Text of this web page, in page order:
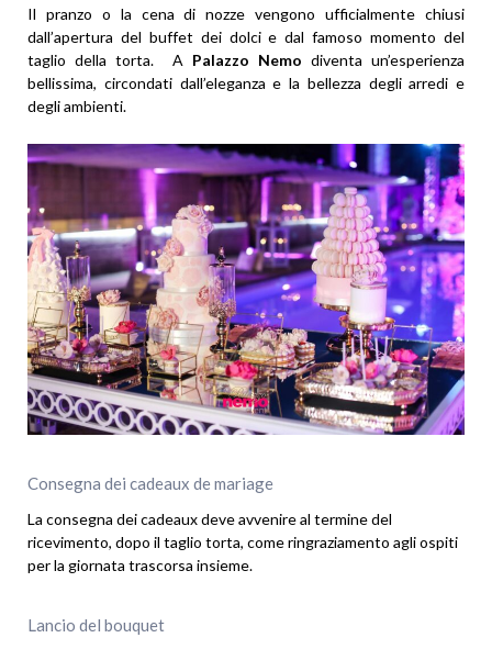
Il pranzo o la cena di nozze vengono ufficialmente chiusi
dall’apertura del buffet dei dolci e dal famoso momento del
taglio della torta. A Palazzo Nemo diventa un’esperienza
bellissima, circondati dall’eleganza e la bellezza degli arredi e
degli ambienti.
Consegna dei cadeaux de mariage
La consegna dei cadeaux deve avvenire al termine del
ricevimento, dopo il taglio torta, come ringraziamento agli ospiti
per la giornata trascorsa insieme.
Lancio del bouquet